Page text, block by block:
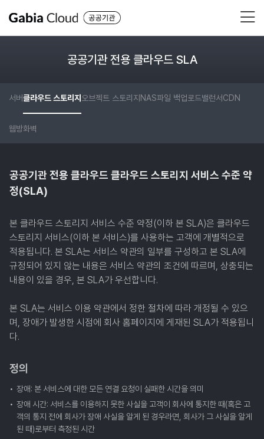
공공기관 전용 클라우드 SLA
서버클라우드 스토리지 오브젝트 스토리지 NAS파일 백업로드밸런서CDN
웹방화벽
공공기관 전용 클라우드 클라우드 스토리지 서비스 수준 약
정(SLA)
본 클라우드 스토리지 서비스 수준 약정(이하 본 SLA)은 클라우드
스토리지 서비스(이하 본 서비스)를 사용하는 고객에 개별적으로
적용됩니다. 본 SLA는 서비스 약관의 일부를 구성하고 본 SLA에
규정되어 있지 않는 내용은 서비스 약관의 조건에 따르며, 상충되는
내용이 있을 경우, 본 SLA가 우선합니다.
본 SLA는 서비스 이용 약관에서 정한 절차에 따라 개정될 수 있으
며, 장애가 발생한 시점에 회사 홈페이지에 게재된 SLA가 적용됩니
다.
정의
장애: 본 서비스에 대한 모든 연결 요청이 실패한 시간을 의미
장애 시간: 서비스를 이용하지 못한 사실을 고객이 회사에 통지한 때(혹은 고
객의 통지 전에 회사가 장애 사실을 알게 된 경우라면, 회사가 그 사실을 알게
된 때)로부터 측정된 시간